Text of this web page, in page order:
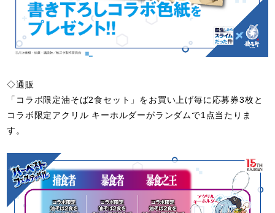
◇通販
「コラボ限定油そば2食セット」をお買い上げ毎に応募券3枚と
コラボ限定アクリル キーホルダーがランダムで1点当たりま
す。